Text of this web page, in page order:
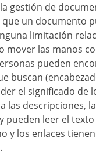
gestión de
que un documento
limitación
mover las manos
pueden
buscan
el significado de
las descripciones,
pueden leer el
y los enlaces